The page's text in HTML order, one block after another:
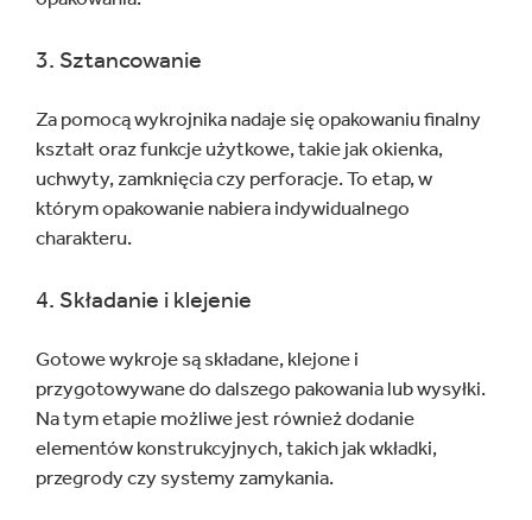
3. Sztancowanie
Za pomocą wykrojnika nadaje się opakowaniu finalny
kształt oraz funkcje użytkowe, takie jak okienka,
uchwyty, zamknięcia czy perforacje. To etap, w
którym opakowanie nabiera indywidualnego
charakteru.
4. Składanie i klejenie
Gotowe wykroje są składane, klejone i
przygotowywane do dalszego pakowania lub wysyłki.
Na tym etapie możliwe jest również dodanie
elementów konstrukcyjnych, takich jak wkładki,
przegrody czy systemy zamykania.